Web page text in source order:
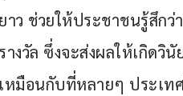
ยาว ช่วยให้ประชาชนรู้สึกว่
รางวัล ซึ่งจะส่งผลให้เกิดวิ
เหมือนกับที่หลายๆ ประเท